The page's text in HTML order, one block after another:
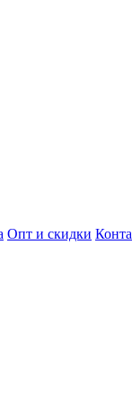
Опт и скидки